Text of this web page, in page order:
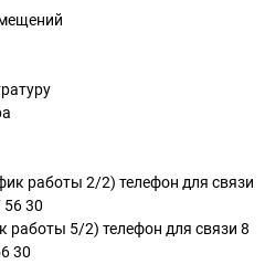
работы 2/2) телефон для связи
56 30
работы 5/2) телефон для связи 8
30